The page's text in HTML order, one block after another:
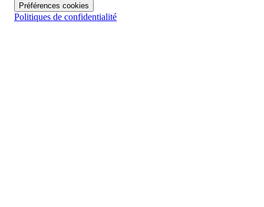
Préférences cookies
Politiques de confidentialité